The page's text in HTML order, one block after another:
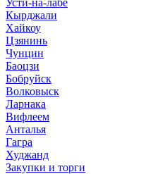
Усти-на-лабе
Кырджали
Хайкоу
Цзянинь
Чунцин
Баоцзи
Бобруйск
Волковыск
Ларнака
Вифлеем
Анталья
Гагра
Худжанд
Закупки и торги